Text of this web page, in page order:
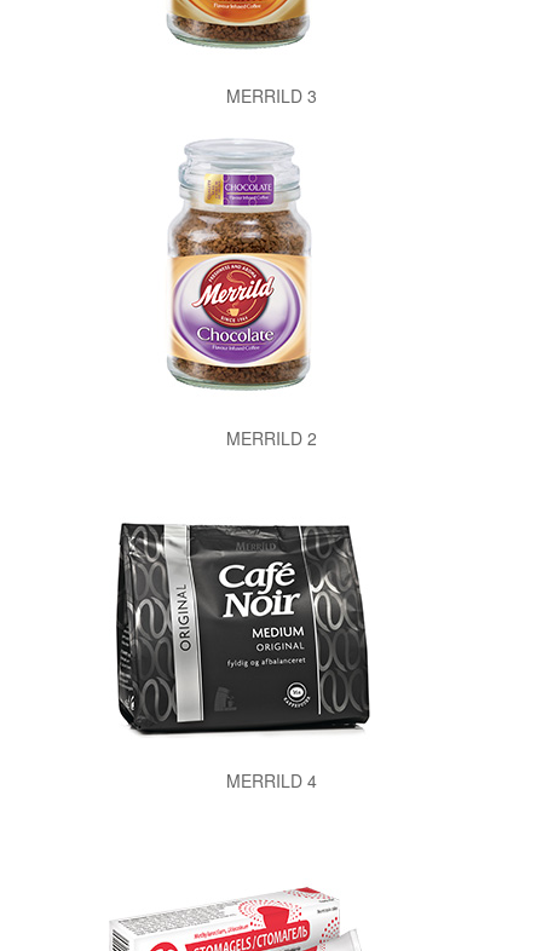
MERRILD 3
MERRILD 2
MERRILD 4